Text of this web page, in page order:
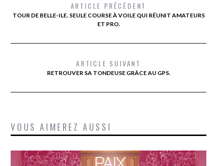
ARTICLE PRÉCÉDENT
TOUR DE BELLE-ILE. SEULE COURSE À VOILE QUI RÉUNIT AMATEURS
ET PRO.
ARTICLE SUIVANT
RETROUVER SA TONDEUSE GRÂCE AU GPS.
VOUS AIMEREZ AUSSI